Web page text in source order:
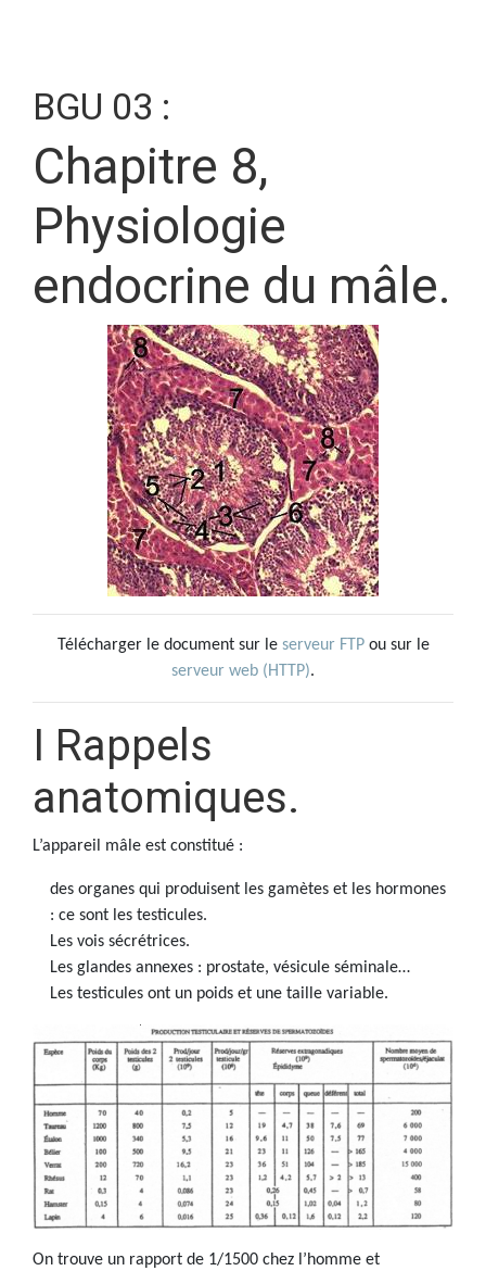
BGU 03 :
Chapitre 8,
Physiologie
endocrine du mâle.
Télécharger le document sur le serveur FTPou sur le
serveur web (HTTP).
I Rappels
anatomiques.
L’appareil mâle est constitué :
des organes qui produisent les gamètes et les hormones
: ce sont les testicules.
Les vois sécrétrices.
Les glandes annexes : prostate, vésicule séminale…
Les testicules ont un poids et une taille variable.
On trouve un rapport de 1/1500 chez l’homme et